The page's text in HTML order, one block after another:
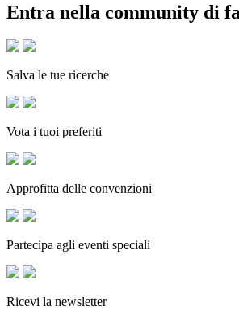
Entra nella community di
Salva le tue ricerche
Vota i tuoi preferiti
Approfitta delle convenzioni
Partecipa agli eventi speciali
Ricevi la newsletter